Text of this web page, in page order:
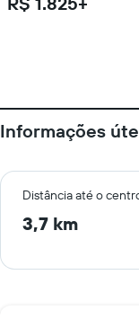
Informações
Distância até o
3,7 km